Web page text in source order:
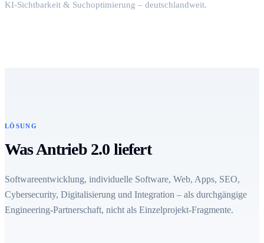
KI-Sichtbarkeit & Suchoptimierung – deutschlandweit.
LÖSUNG
Was Antrieb 2.0 liefert
Softwareentwicklung, individuelle Software, Web, Apps, SEO,
Cybersecurity, Digitalisierung und Integration – als durchgängige
Engineering-Partnerschaft, nicht als Einzelprojekt-Fragmente.